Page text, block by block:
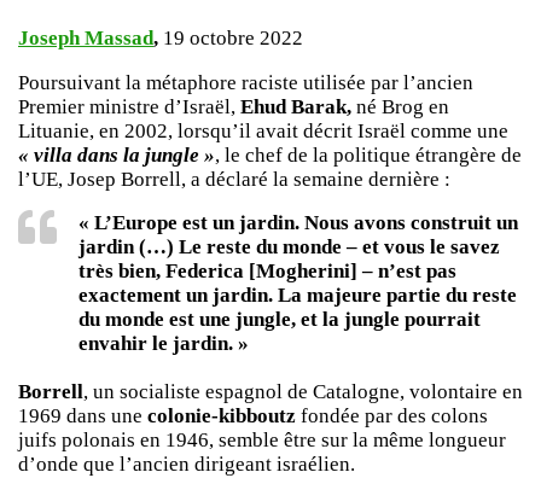
Joseph Massad, 19 octobre 2022
Poursuivant la métaphore raciste utilisée par l’ancien
Premier ministre d’Israël, Ehud Barak, né Brog en
Lituanie, en 2002, lorsqu’il avait décrit Israël comme une
« villa dans la jungle », le chef de la politique étrangère de
l’UE, Josep Borrell, a déclaré la semaine dernière :
« L’Europe est un jardin. Nous avons construit un
jardin (…) Le reste du monde – et vous le savez
très bien, Federica [Mogherini] – n’est pas
exactement un jardin. La majeure partie du reste
du monde est une jungle, et la jungle pourrait
envahir le jardin. »
Borrell, un socialiste espagnol de Catalogne, volontaire en
1969 dans une colonie-kibboutz fondée par des colons
juifs polonais en 1946, semble être sur la même longueur
d’onde que l’ancien dirigeant israélien.